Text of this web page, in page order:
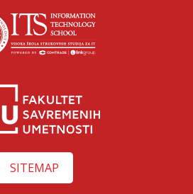
Katanić savetnicom za upis –
SITEMAP